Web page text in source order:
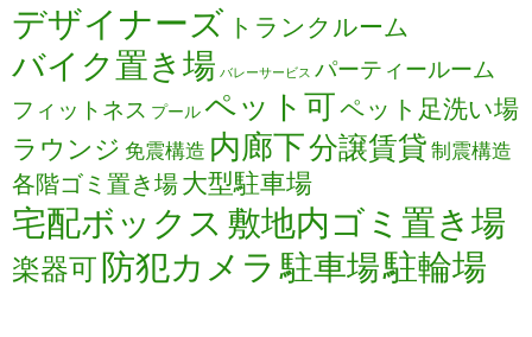
デザイナーズ トランクルーム
バイク置き場 バレーサービス パーティールーム
フィットネス プールペット可ペット足洗い場
ラウンジ 免震構造 内廊下分譲賃貸制震構造
各階ゴミ置き場大型駐車場
宅配ボックス 敷地内ゴミ置き場
楽器可防犯カメラ 駐車場駐輪場